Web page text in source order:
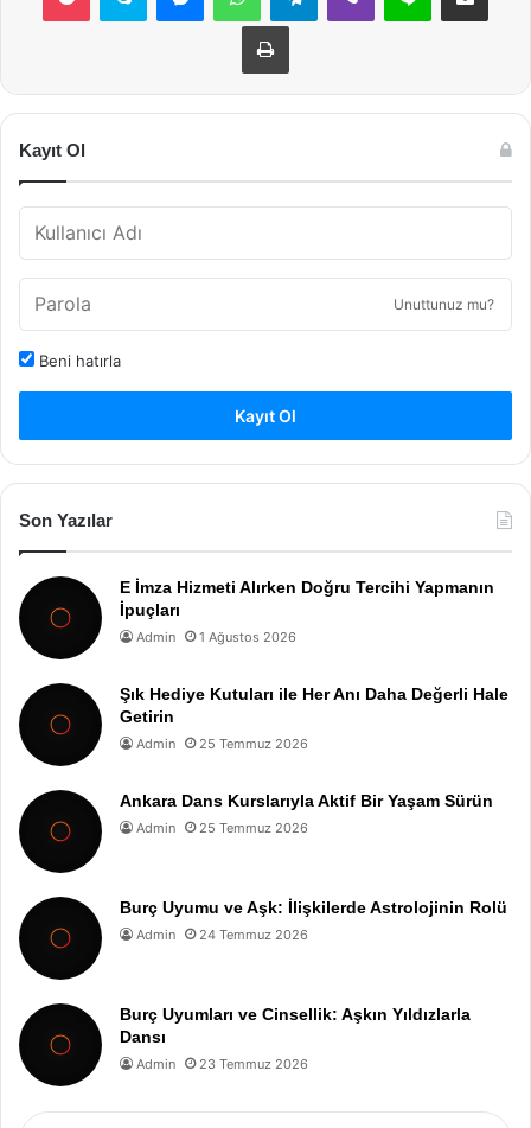
Yazdır
Kayıt Ol
Unuttunuz mu?
Beni hatırla
Kayıt Ol
Son Yazılar
E İmza Hizmeti Alırken Doğru Tercihi Yapmanın
İpuçları
Admin 1 Ağustos 2026
Şık Hediye Kutuları ile Her Anı Daha Değerli Hale
Getirin
Admin 25 Temmuz 2026
Ankara Dans Kurslarıyla Aktif Bir Yaşam Sürün
Admin 25 Temmuz 2026
Burç Uyumu ve Aşk: İlişkilerde Astrolojinin Rolü
Admin 24 Temmuz 2026
Burç Uyumları ve Cinsellik: Aşkın Yıldızlarla
Dansı
Admin 23 Temmuz 2026